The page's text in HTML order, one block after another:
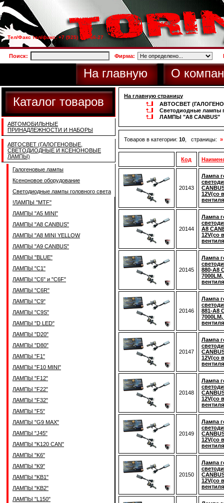
Тел/Факс тел/факс: +7 (925) 733-66-27
Поиск: Фирма:
На главную О
Каталог товаров
АВТОМОБИЛЬНЫЕ
ПРИНАДЛЕЖНОСТИ И НАБОРЫ
АВТОСВЕТ (ГАЛОГЕНОВЫЕ,
СВЕТОДИОДНЫЕ И КСЕНОНОВЫЕ
ЛАМПЫ)
Галогеновые лампы
Ксеноновое оборудование
Светодиодные лампы головного света
!ЛАМПЫ ''MTF''
ЛАМПЫ "A5 MINI"
ЛАМПЫ "A8 CANBUS"
ЛАМПЫ "A8 MINI YELLOW
ЛАМПЫ "A9 CANBUS"
ЛАМПЫ "BLUE"
ЛАМПЫ "C1"
ЛАМПЫ "C6" и "C6F"
ЛАМПЫ "C6R"
ЛАМПЫ "C9"
ЛАМПЫ "C9S"
ЛАМПЫ "D LED"
ЛАМПЫ "D20"
ЛАМПЫ "D80"
ЛАМПЫ "F1"
ЛАМПЫ "F10 MINI"
ЛАМПЫ "F12"
ЛАМПЫ "F22"
ЛАМПЫ "F32"
ЛАМПЫ "F5"
ЛАМПЫ "G9 MAX"
ЛАМПЫ "J45"
ЛАМПЫ "K120 CAN"
ЛАМПЫ "K6"
ЛАМПЫ "K9"
ЛАМПЫ "KB1"
ЛАМПЫ "KB2"
ЛАМПЫ "L150"
На главную страницу
АВТОСВЕТ
Светодиодные лампы
ЛАМПЫ "A8 CANBUS"
Товаров в категории: 10 , страницы: »
Код
20143
Лампа
12V(со
20144
Лампа
A8
12V(со
20145
Лампа
880-A8
20146
Лампа
881-A8
20147
Лампа
12V(со
20148
Лампа
12V(со
20149
Лампа
12V(со
20150
Лампа
12V(со